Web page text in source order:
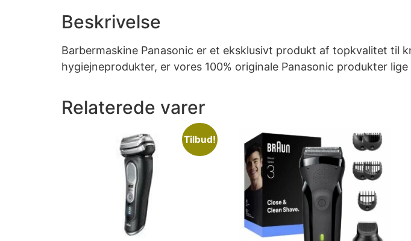
Beskrivelse
Barbermaskine Panasonic er et eksklusivt produkt af topkvalitet til
hygiejneprodukter, er vores 100% originale Panasonic produkter
Relaterede varer
Tilbud!